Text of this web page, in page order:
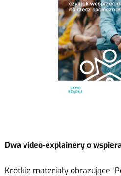
Dwa video-explainery o
Krótkie materiały obrazujące